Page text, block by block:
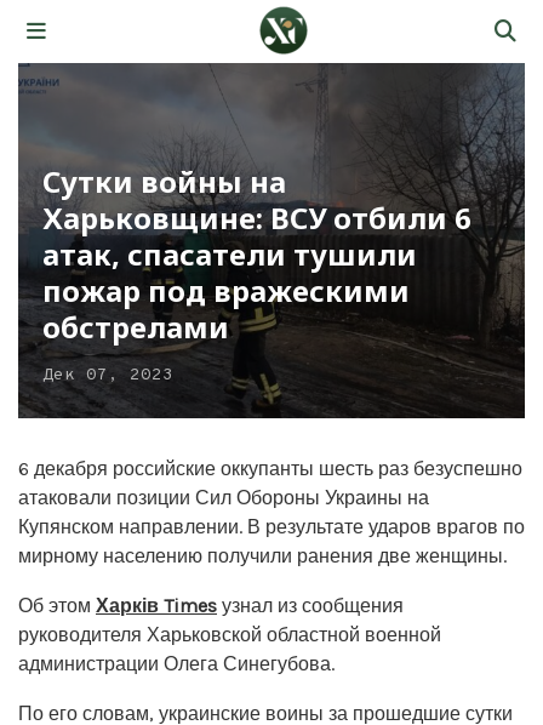
Сутки войны на
Харьковщине: ВСУ отбили 6
атак, спасатели тушили
пожар под вражескими
обстрелами
Дек 07, 2023
6 декабря российские оккупанты шесть раз безуспешно
атаковали позиции Сил Обороны Украины на
Купянском направлении. В результате ударов врагов по
мирному населению получили ранения две женщины.
Об этом Харків Times узнал из сообщения
руководителя Харьковской областной военной
администрации Олега Синегубова.
По его словам, украинские воины за прошедшие сутки